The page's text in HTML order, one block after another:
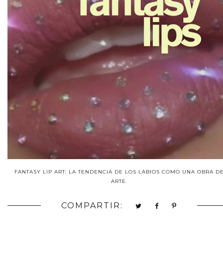
FANTASY LIP ART: LA TENDENCIA DE LOS LABIOS COMO UNA OBRA
ARTE.
COMPARTIR: